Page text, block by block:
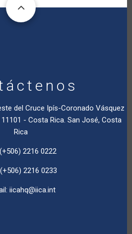
del Cruce Ipís-Coronado Vásquez
- Costa Rica. San José, Costa
Rica
2216 0222
2216 0233
iicahq@iica.int